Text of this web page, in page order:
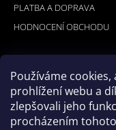
Používáme
prohlížení webu a
zlepšovali jeho
procházením
PLATBA A DOPRAVA
HODNOCENÍ OBCHODU
PŘIJÍMÁME